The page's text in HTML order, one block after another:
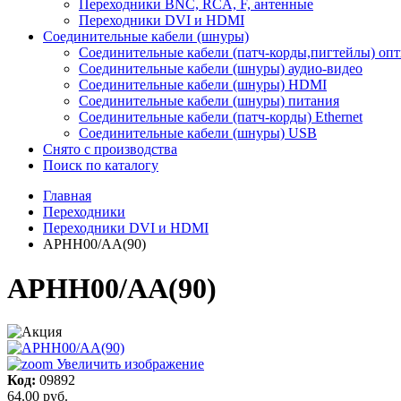
Переходники BNC, RCA, F, антенные
Переходники DVI и HDMI
Соединительные кабели (шнуры)
Соединительные кабели (патч-корды,пигтейлы)
Соединительные кабели (шнуры) аудио-видео
Соединительные кабели (шнуры) HDMI
Соединительные кабели (шнуры) питания
Соединительные кабели (патч-корды) Ethernet
Соединительные кабели (шнуры) USB
Снято с производства
Поиск по каталогу
Главная
Переходники
Переходники DVI и HDMI
APHH00/AA(90)
APHH00/AA(90)
Увеличить изображение
Код: 09892
64.00 руб.